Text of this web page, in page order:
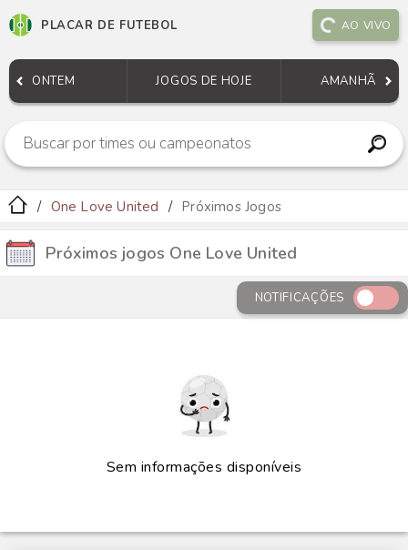
PLACAR DE FUTEBOL AO VIVO
ONTEM JOGOS DE HOJE AMANHÃ
One Love United Próximos Jogos
Próximos jogos One Love United
NOTIFICAÇÕES
Sem informações disponíveis